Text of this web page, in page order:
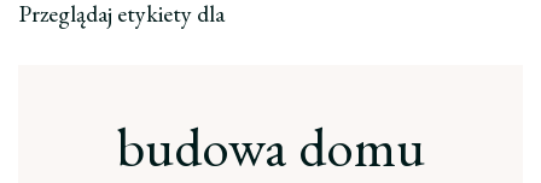
Przeglądaj etykiety dla
budowa domu